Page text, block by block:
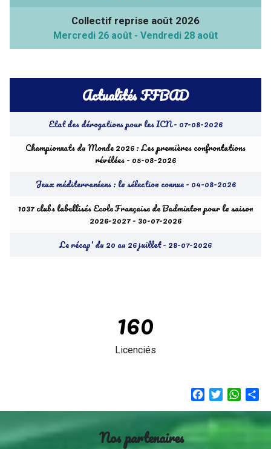
Collectif reprise août 2026
Mercredi 26 août - Vendredi 28 août
Actualités FFBAD
Etat des dérogations pour les ICN- 07-08-2026
Championnats du Monde 2026 : Les premières confrontations
révélées- 05-08-2026
Jeux méditerranéens : la sélection connue- 04-08-2026
1037 clubs labellisés Ecole Française de Badminton pour la saison
2026-2027- 30-07-2026
Le récap' du 20 au 26 juillet- 28-07-2026
160
Licenciés
FacebookTwitter
Nos partenaires